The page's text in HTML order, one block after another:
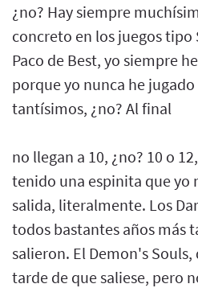
¿no? Hay siempre
concreto en los juegos tipo
Paco de Best, yo siempre
porque yo nunca he
tantísimos, ¿no? Al final
no llegan a 10, ¿no? 10 o
tenido una espinita que yo
salida, literalmente. Los
todos bastantes años más
salieron. El Demon's Souls,
tarde de que saliese, pero